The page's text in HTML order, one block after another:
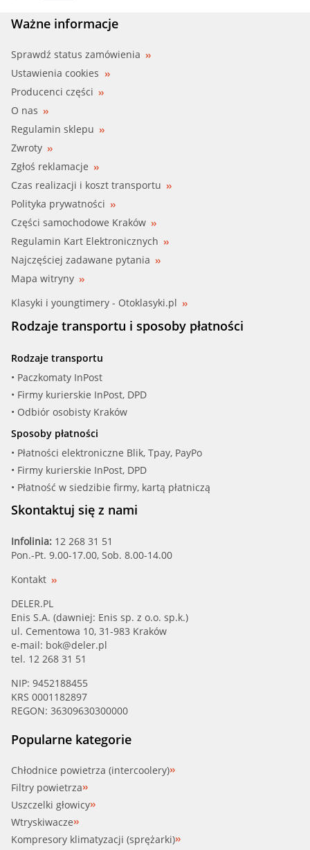
Ważne informacje
Sprawdź status zamówienia
Ustawienia cookies
Producenci części
O nas
Regulamin sklepu
Zwroty
Zgłoś reklamacje
Czas realizacji i koszt transportu
Polityka prywatności
Części samochodowe Kraków
Regulamin Kart Elektronicznych
Najczęściej zadawane pytania
Mapa witryny
Klasyki i youngtimery - Otoklasyki.pl
Rodzaje transportu i sposoby płatności
Rodzaje transportu
• Paczkomaty InPost
• Firmy kurierskie InPost, DPD
• Odbiór osobisty Kraków
Sposoby płatności
• Płatności elektroniczne Blik, Tpay, PayPo
• Firmy kurierskie InPost, DPD
• Płatność w siedzibie firmy, kartą płatniczą
Skontaktuj się z nami
Infolinia: 12 268 31 51
Pon.-Pt. 9.00-17.00, Sob. 8.00-14.00
Kontakt
DELER.PL
Enis S.A. (dawniej: Enis sp. z o.o. sp.k.)
ul. Cementowa 10, 31-983 Kraków
e-mail: bok@deler.pl
tel. 12 268 31 51
NIP: 9452188455
KRS 0001182897
REGON: 36309630300000
Popularne kategorie
Chłodnice powietrza (intercoolery)
Filtry powietrza
Uszczelki głowicy
Wtryskiwacze
Kompresory klimatyzacji (sprężarki)